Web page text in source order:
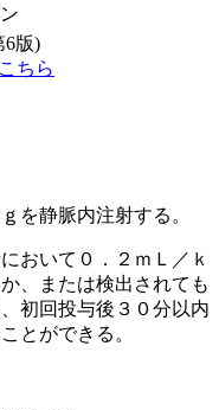
6版)
ちら
を静脈内注射する。
おいて０．２ｍＬ／ｋ
、または検出されても
初回投与後３０分以内
とができる。